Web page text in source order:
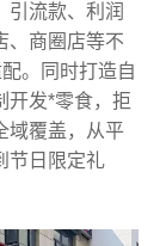
引流款、利润
、商圈店等不
。同时打造自
开发*零食，拒
域覆盖，从平
节日限定礼